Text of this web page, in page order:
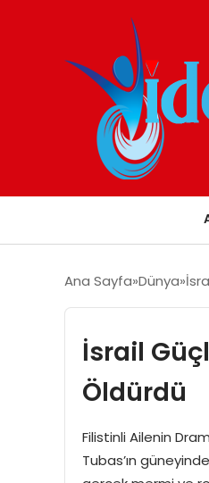
Ana Sayfa Dünya
İsrail
Öldürdü
Filistinli Ailenin
Tubas’ın